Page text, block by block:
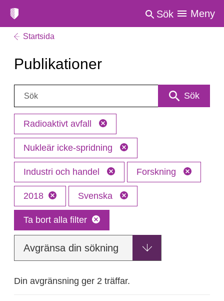
Sök Meny
Startsida
Publikationer
Sök: Sök
Radioaktivt avfall
Nukleär icke-spridning
Industri och handel Forskning
2018 Svenska
Ta bort alla filter
Avgränsa din sökning
Din avgränsning ger 2 träffar.